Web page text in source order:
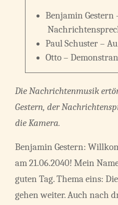
Benjamin Gestern
Paul Schuster –
Otto –
Die Nachrichtenmusik
Gestern, der
die Kamera.
Benjamin Gestern:
am 21.06.2040! Mein
guten Tag. Thema eins:
gehen weiter. Auch nach